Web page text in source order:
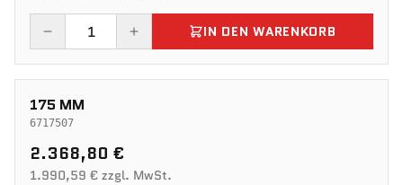
IN DEN WARENKORB
175 MM
6717507
2.368,80 €
1.990,59 € zzgl. MwSt.